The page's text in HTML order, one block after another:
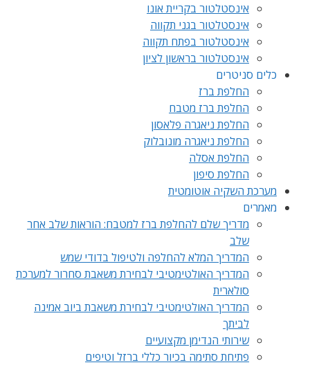
אינסטלטור בקריית אונו
אינסטלטור בגני תקווה
אינסטלטור בפתח תקווה
אינסטלטור בראשון לציון
כלים סניטרים
החלפת ברז
החלפת ברז מטבח
החלפת ניאגרה פלאסון
החלפת ניאגרה מונובלוק
החלפת אסלה
החלפת סיפון
מערכת השקיה אוטומטית
מאמרים
מדריך שלם להחלפת ברז למטבח: הוראות שלב אחר
שלב
המדריך המלא להחלפה ולטיפול בדודי שמש
המדריך האולטימטיבי לבחירת משאבת סחרור למערכת
סולארית
המדריך האולטימטיבי לבחירת משאבת ביוב אמינה
לביתך
שירותי הנדימן מקצועיים
פתיחת סתימה בכיור כללי ברזל וטיפים